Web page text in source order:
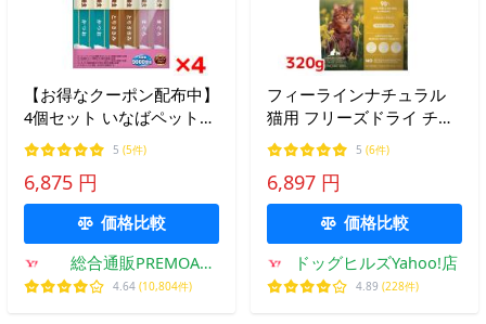
【お得なクーポン配布中】
4個セット いなばペットフ
ード CIAO ちゅ〜るごはん
36本入り(BOX)シニア猫用
バラエティ
5 (5件)
6,875 円
価格比較
総合通販PREMOA
Yahoo!店
4.64 (10,804件)
フィーラインナチュラル
猫用 フリーズドライ チキ
ンフィースト320g（100％
ナチュラル 生食 キャット
フード 猫用総合栄養食
FelineNatural K029）
5 (6件)
6,897 円
価格比較
ドッグヒルズYahoo!店
4.89 (228件)